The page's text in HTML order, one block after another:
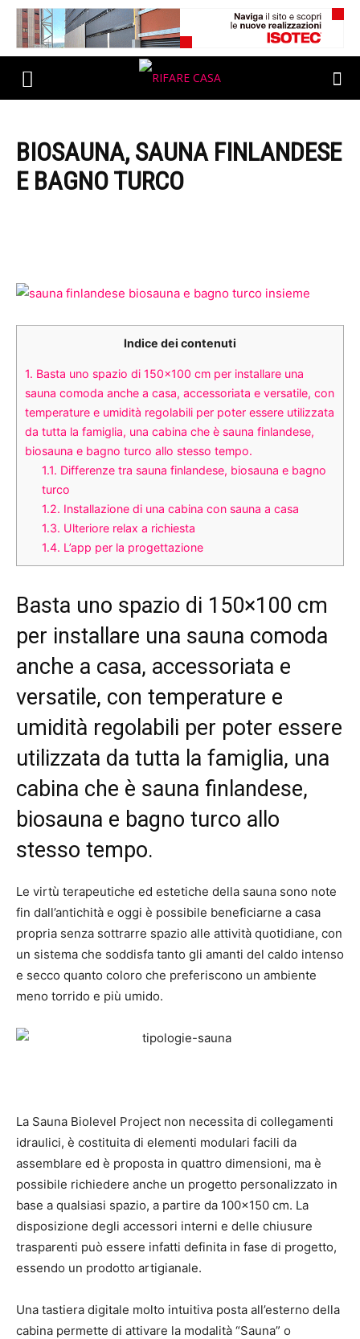
BIOSAUNA, SAUNA FINLANDESE
E BAGNO TURCO
Indice dei contenuti
1. Basta uno spazio di 150×100 cm per installare una
sauna comoda anche a casa, accessoriata e versatile, con
temperature e umidità regolabili per poter essere utilizzata
da tutta la famiglia, una cabina che è sauna finlandese,
biosauna e bagno turco allo stesso tempo.
1.1. Differenze tra sauna finlandese, biosauna e bagno
turco
1.2. Installazione di una cabina con sauna a casa
1.3. Ulteriore relax a richiesta
1.4. L’app per la progettazione
Basta uno spazio di 150×100 cm
per installare una sauna comoda
anche a casa, accessoriata e
versatile, con temperature e
umidità regolabili per poter essere
utilizzata da tutta la famiglia, una
cabina che è sauna finlandese,
biosauna e bagno turco allo
stesso tempo.
Le virtù terapeutiche ed estetiche della sauna sono note
fin dall’antichità e oggi è possibile beneficiarne a casa
propria senza sottrarre spazio alle attività quotidiane, con
un sistema che soddisfa tanto gli amanti del caldo intenso
e secco quanto coloro che preferiscono un ambiente
meno torrido e più umido.
La Sauna Biolevel Project non necessita di collegamenti
idraulici, è costituita di elementi modulari facili da
assemblare ed è proposta in quattro dimensioni, ma è
possibile richiedere anche un progetto personalizzato in
base a qualsiasi spazio, a partire da 100×150 cm. La
disposizione degli accessori interni e delle chiusure
trasparenti può essere infatti definita in fase di progetto,
essendo un prodotto artigianale.
Una tastiera digitale molto intuitiva posta all’esterno della
cabina permette di attivare la modalità “Sauna” o